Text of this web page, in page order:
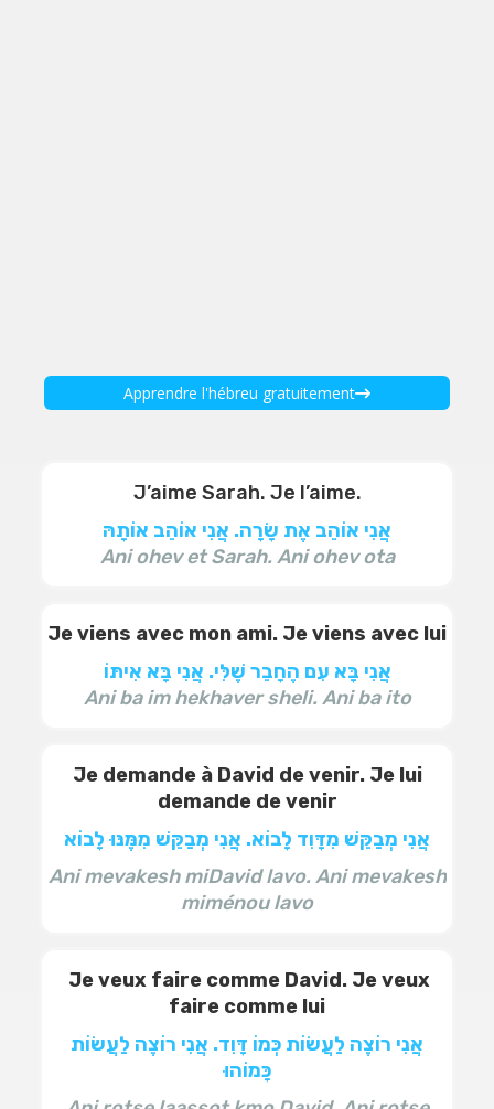
Apprendre l'hébreu gratuitement
J’aime Sarah. Je l’aime.
אֲנִי אוֹהֵב אֶת שָׂרָה. אֲנִי אוֹהֵב אוֹתָהּ
Ani ohev et Sarah. Ani ohev ota
Je viens avec mon ami. Je viens avec lui
אֲנִי בָּא עִם הֶחָבֵר שֶׁלִּי. אֲנִי בָּא אִיתּוֹ
Ani ba im hekhaver sheli. Ani ba ito
Je demande à David de venir. Je lui
demande de venir
אֲנִי מְבַקֵּשׁ מִדָּוִד לָבוֹא. אֲנִי מְבַקֵּשׁ מִמֶּנּוּ לָבוֹא
Ani mevakesh miDavid lavo. Ani mevakesh
miménou lavo
Je veux faire comme David. Je veux
faire comme lui
אֲנִי רוֹצֶה לַעֲשׂוֹת כְּמוֹ דָּוִד. אֲנִי רוֹצֶה לַעֲשׂוֹת
כָּמוֹהוּ